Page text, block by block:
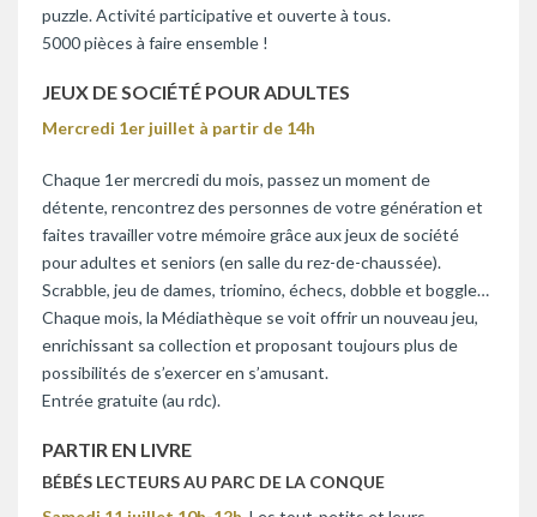
puzzle. Activité participative et ouverte à tous.
5000 pièces à faire ensemble !
JEUX DE SOCIÉTÉ POUR ADULTES
Mercredi 1er juillet à partir de 14h
Chaque 1er mercredi du mois, passez un moment de
détente, rencontrez des personnes de votre génération et
faites travailler votre mémoire grâce aux jeux de société
pour adultes et seniors (en salle du rez-de-chaussée).
Scrabble, jeu de dames, triomino, échecs, dobble et boggle…
Chaque mois, la Médiathèque se voit offrir un nouveau jeu,
enrichissant sa collection et proposant toujours plus de
possibilités de s’exercer en s’amusant.
Entrée gratuite (au rdc).
PARTIR EN LIVRE
BÉBÉS LECTEURS AU PARC DE LA CONQUE